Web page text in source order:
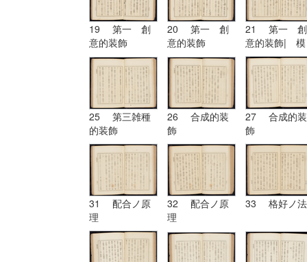
19 第一 創
意的装飾
20 第一 創
意的装飾
21 第一 創
意的装飾| 模
擬的装飾
25 第三雑種
的装飾
26 合成的装
飾
27 合成的装
飾
31 配合ノ原
理
32 配合ノ原
理
33 格好ノ法